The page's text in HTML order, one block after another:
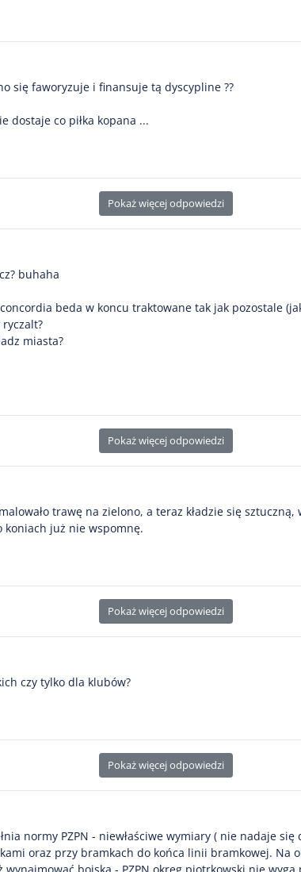
się faworyzuje i finansuje tą dyscypline ??
dostaje co piłka kopana ...
Pokaż więcej odpowiedzi
buhaha
beda w koncu traktowane tak jak pozostale
miasta?
Pokaż więcej odpowiedzi
trawę na zielono, a teraz kładzie się
koniach już nie wspomnę.
Pokaż więcej odpowiedzi
czy tylko dla klubów?
Pokaż więcej odpowiedzi
normy PZPN - niewłaściwe wymiary ( nie nadaje
oraz przy bramkach do końca linii bramkowej. Na